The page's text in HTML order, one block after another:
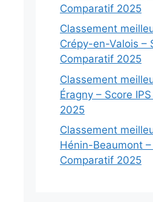
Comparatif 2025
Classement
Crépy-en-Valois –
Comparatif 2025
Classement
Éragny – Score
2025
Classement
Hénin-Beaumont –
Comparatif 2025